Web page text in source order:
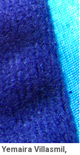
Yemaira Villasmil,